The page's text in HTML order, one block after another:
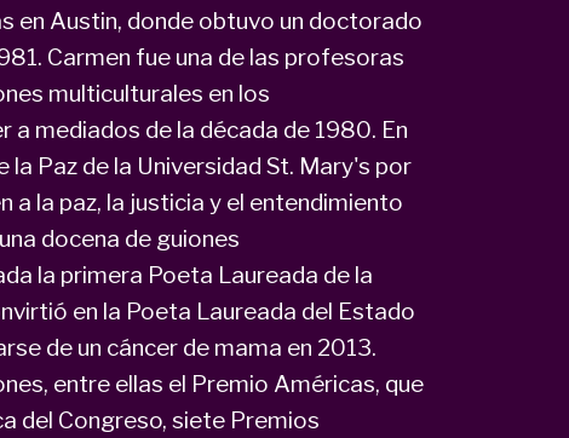
en Austin, donde obtuvo un doctorado
Carmen fue una de las profesoras
multiculturales en los
mediados de la década de 1980. En
Paz de la Universidad St. Mary's por
a la paz, la justicia y el entendimiento
docena de guiones
la primera Poeta Laureada de la
en la Poeta Laureada del Estado
de un cáncer de mama en 2013.
entre ellas el Premio Américas, que
del Congreso, siete Premios